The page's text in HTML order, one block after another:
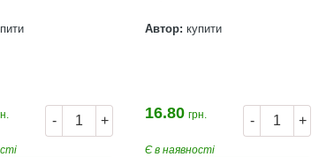
- +
Автор: купити
- +
16.80 грн.
Є в наявності